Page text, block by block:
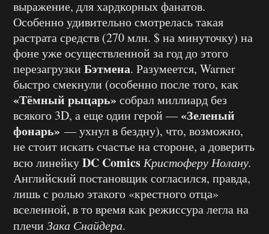
выражение, для хардкорных фанатов.
Особенно удивительно смотрелась такая
растрата средств (270 млн. $ на минуточку) на
фоне уже осуществленной за год до этого
перезагрузки Бэтмена. Разумеется, Warner
быстро смекнули (особенно после того, как
«Тёмный рыцарь»собрал миллиард без
всякого 3D, а еще один герой —«Зеленый
фонарь» — ухнул в бездну), что, возможно,
не стоит искать счастье на стороне, а доверить
всю линейкуDC Comics Кристоферу Нолану.
Английский постановщик согласился, правда,
лишь с ролью этакого «крестного отца»
вселенной, в то время как режиссура легла на
плечи Зака Снайдера.